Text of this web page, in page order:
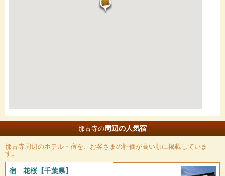
那古寺の周辺の人気宿
那古寺周辺のホテル・宿を、お客さまの評価が高い順に掲載していま
す。
宿 花桜 【千葉県】